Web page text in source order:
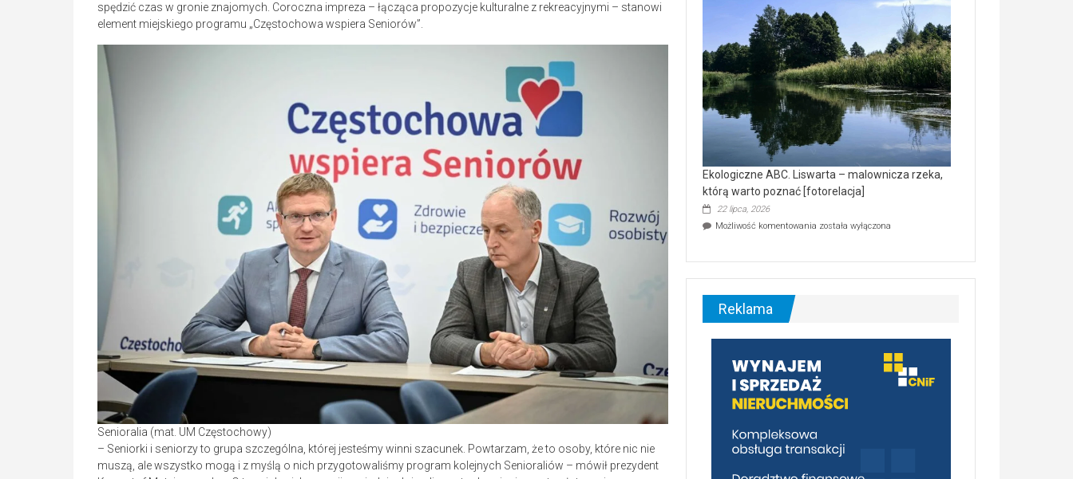
spędzić czas w gronie znajomych. Coroczna impreza – łącząca propozycje kulturalne z rekreacyjnymi – stanowi
element miejskiego programu „Częstochowa wspiera Seniorów”.
Senioralia (mat. UM Częstochowy)
– Seniorki i seniorzy to grupa szczególna, której jesteśmy winni szacunek. Powtarzam, że to osoby, które nic nie
muszą, ale wszystko mogą i z myślą o nich przygotowaliśmy program kolejnych Senioraliów – mówił prezydent
wśród
nietoperzy
[wideo]
Ekologiczne ABC. Liswarta – malownicza rzeka,
którą warto poznać [fotorelacja]
22 lipca, 2026
Możliwość komentowania Ekologiczne
–
malownicza
[fotorelacja]
została wyłączona
Reklama